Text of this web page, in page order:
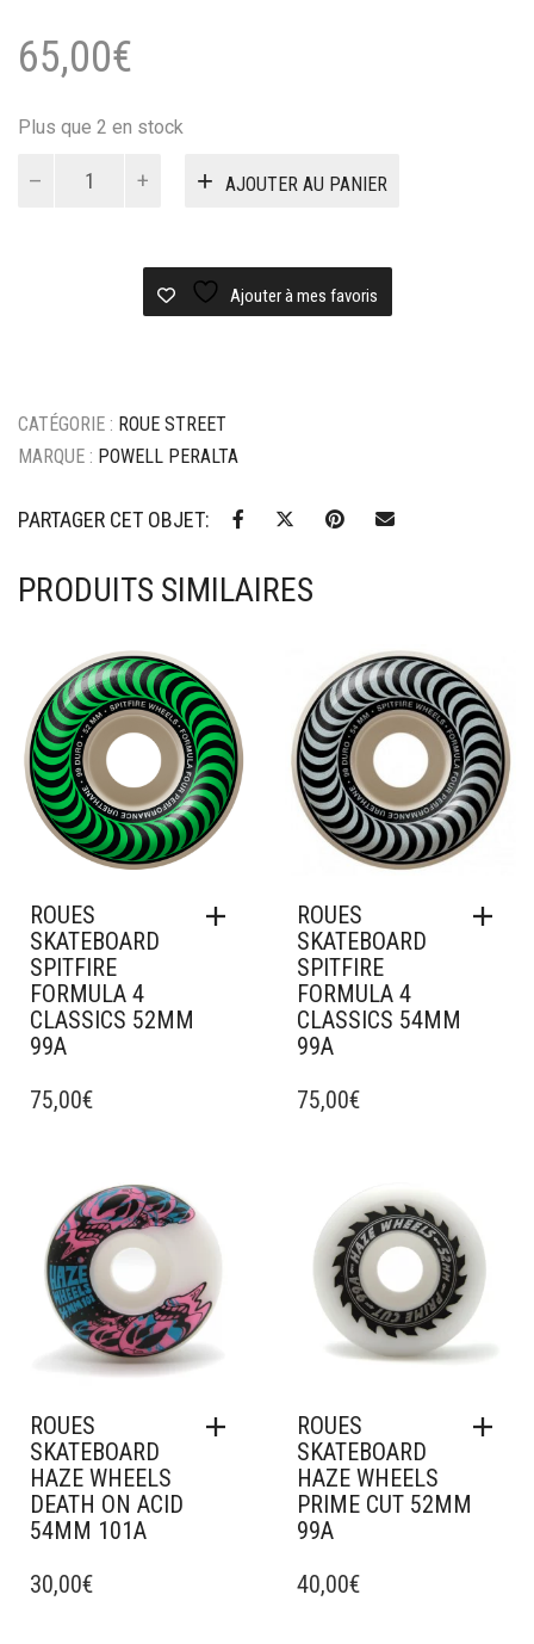
65,00€
Plus que 2 en stock
93A
AJOUTER AU PANIER
Ajouter à mes favoris
CATÉGORIE : ROUE STREET
MARQUE : POWELL PERALTA
PARTAGER CET OBJET:
PRODUITS SIMILAIRES
Ajouter à mes favoris
ROUES
SKATEBOARD
SPITFIRE
FORMULA 4
CLASSICS 52MM
99A
75,00€
Ajouter à mes favoris
ROUES
SKATEBOARD
SPITFIRE
FORMULA 4
CLASSICS 54MM
99A
75,00€
Ajouter à mes favoris
ROUES
SKATEBOARD
HAZE WHEELS
DEATH ON ACID
54MM 101A
30,00€
Ajouter à mes favoris
ROUES
SKATEBOARD
HAZE WHEELS
PRIME CUT 52MM
99A
40,00€